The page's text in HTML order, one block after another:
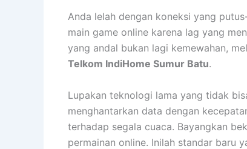
Anda lelah dengan koneksi yang
main game online karena lag yang
yang andal bukan lagi kemewahan,
Telkom IndiHome Sumur Batu.
Lupakan teknologi lama yang tidak
menghantarkan data dengan
terhadap segala cuaca. Bayangkan
permainan online. Inilah standar baru